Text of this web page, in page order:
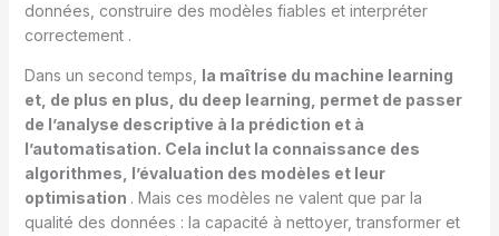
données, construire des modèles fiables et interpréter
correctement .
Dans un second temps, la maîtrise du machine learning
et, de plus en plus, du deep learning, permet de passer
de l’analyse descriptive à la prédiction et à
l’automatisation. Cela inclut la connaissance des
algorithmes, l’évaluation des modèles et leur
optimisation . Mais ces modèles ne valent que par la
qualité des données : la capacité à nettoyer, transformer et